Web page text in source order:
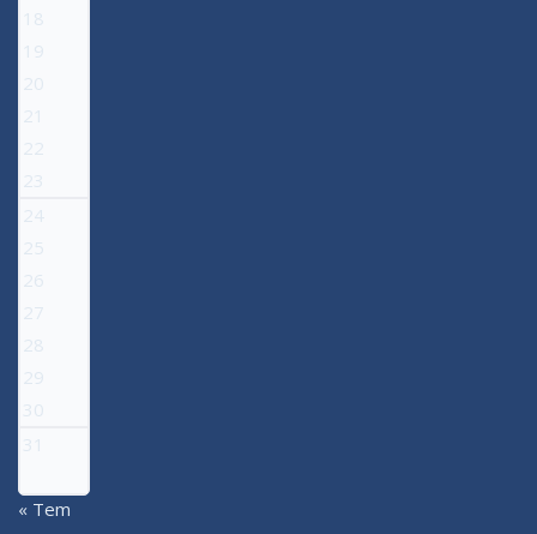
18
19
20
21
22
23
24
25
26
27
28
29
30
31
« Tem